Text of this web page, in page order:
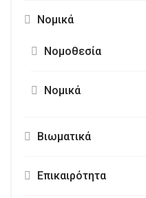
Νομικά
Νομοθεσία
Νομικά
Βιωματικά
Επικαιρότητα